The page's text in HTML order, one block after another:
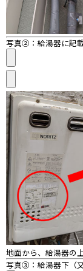
写真②：給湯器に記
地面から、給湯器の
写真③：給湯器下（